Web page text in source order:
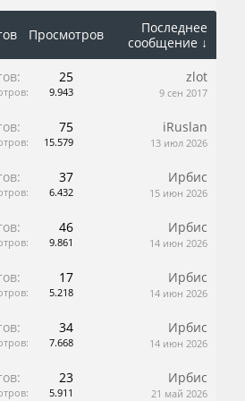
Просмотров
Последнее
сообщение ↓
25
9.943
zlot
9 сен 2017
75
15.579
iRuslan
13 июл 2026
37
6.432
Ирбис
15 июн 2026
46
9.861
Ирбис
14 июн 2026
17
5.218
Ирбис
14 июн 2026
34
7.668
Ирбис
14 июн 2026
23
5.911
Ирбис
21 май 2026